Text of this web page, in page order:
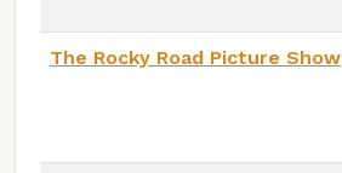
The Rocky Road Picture Show